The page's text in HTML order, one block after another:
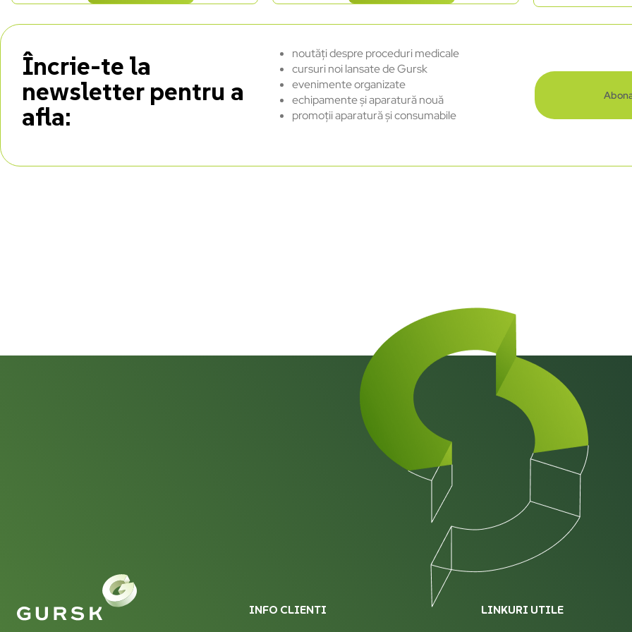
Încrie-te la
newsletter pentru a
afla:
noutăți despre proceduri medicale
cursuri noi lansate de Gursk
evenimente organizate
echipamente și aparatură nouă
promoții aparatură și consumabile
INFO CLIENTI LINKURI UTILE